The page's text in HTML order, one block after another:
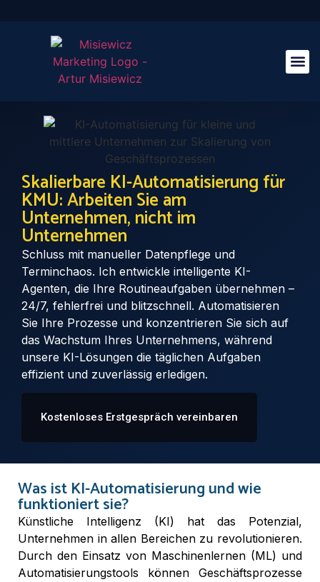
Skalierbare KI-Automatisierung für
KMU: Arbeiten Sie am
Unternehmen, nicht im
Unternehmen
Schluss mit manueller Datenpflege und
Terminchaos. Ich entwickle intelligente KI-
Agenten, die Ihre Routineaufgaben übernehmen –
24/7, fehlerfrei und blitzschnell. Automatisieren
Sie Ihre Prozesse und konzentrieren Sie sich auf
das Wachstum Ihres Unternehmens, während
unsere KI-Lösungen die täglichen Aufgaben
effizient und zuverlässig erledigen.
Kostenloses Erstgespräch vereinbaren
Was ist KI-Automatisierung und wie
funktioniert sie?
Künstliche Intelligenz (KI) hat das Potenzial,
Unternehmen in allen Bereichen zu revolutionieren.
Durch den Einsatz von Maschinenlernen (ML) und
Automatisierungstools können Geschäftsprozesse